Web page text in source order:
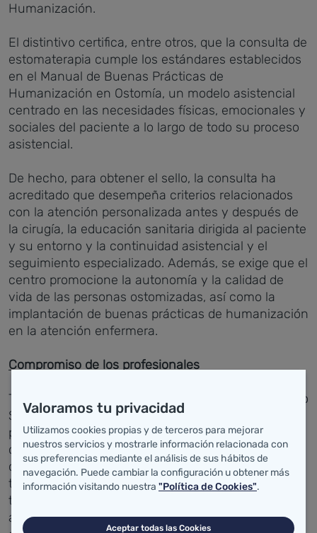
Humanización.
El distintivo certifica, entre otros, que la consulta de
estomaterapia cumple los estándares establecidos
en el Manual de Buenas Prácticas de
Humanización en Ostomía, un modelo asistencial
centrado en las necesidades físicas, emocionales y
sociales del paciente a lo largo de todo su proceso
asistencial.
De hecho, para obtener el sello, la consulta ha
acreditado que desempeña criterios relacionados
con la atención personalizada antes y después de
la cirugía, la educación sanitaria dirigida al paciente
y su entorno y la continuidad asistencial y el
seguimiento especializado. Además, se exige que el
centro promocione la autonomía y la calidad de
vida de las personas ostomizadas, así como la
implantación de buenas prácticas de humanización
en la atención enfermera.
Compromiso de los profesionales
Tal y como apuntan desde el propio hospital, el sello
SEPE pone en valor el compromiso de los
profesionales con una atención basada en "la
calidad, la cercanía y el acompañamiento
continuo", garantizando una asistencia que
trasciende los cuidados clínicos para atender
también aspectos fundamentales como la
adaptación a la ostomía, la autoestima, la imagen
Valoramos tu privacidad
Utilizamos cookies propias y de terceros para mejorar
nuestros servicios y mostrarle información relacionada con
sus preferencias mediante el análisis de sus hábitos de
navegación. Puede cambiar la configuración u obtener más
información visitando nuestra "Política de Cookies".
Aceptar todas las Cookies